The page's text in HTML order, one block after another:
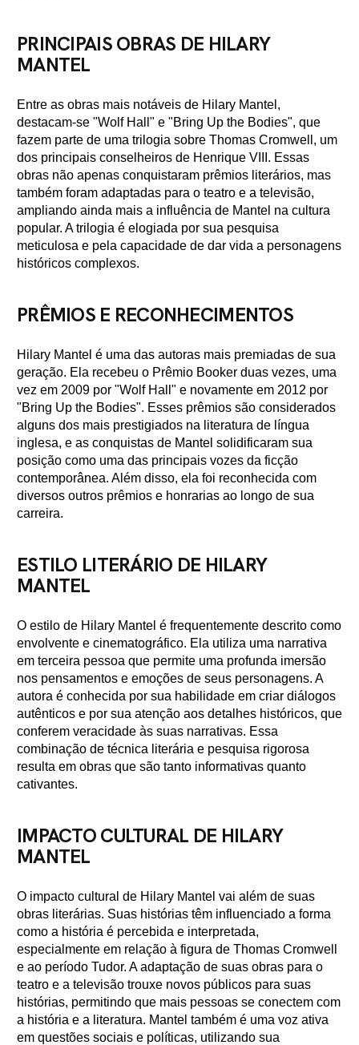
PRINCIPAIS OBRAS DE HILARY
MANTEL
Entre as obras mais notáveis de Hilary Mantel,
destacam-se "Wolf Hall" e "Bring Up the Bodies", que
fazem parte de uma trilogia sobre Thomas Cromwell, um
dos principais conselheiros de Henrique VIII. Essas
obras não apenas conquistaram prêmios literários, mas
também foram adaptadas para o teatro e a televisão,
ampliando ainda mais a influência de Mantel na cultura
popular. A trilogia é elogiada por sua pesquisa
meticulosa e pela capacidade de dar vida a personagens
históricos complexos.
PRÊMIOS E RECONHECIMENTOS
Hilary Mantel é uma das autoras mais premiadas de sua
geração. Ela recebeu o Prêmio Booker duas vezes, uma
vez em 2009 por "Wolf Hall" e novamente em 2012 por
"Bring Up the Bodies". Esses prêmios são considerados
alguns dos mais prestigiados na literatura de língua
inglesa, e as conquistas de Mantel solidificaram sua
posição como uma das principais vozes da ficção
contemporânea. Além disso, ela foi reconhecida com
diversos outros prêmios e honrarias ao longo de sua
carreira.
ESTILO LITERÁRIO DE HILARY
MANTEL
O estilo de Hilary Mantel é frequentemente descrito como
envolvente e cinematográfico. Ela utiliza uma narrativa
em terceira pessoa que permite uma profunda imersão
nos pensamentos e emoções de seus personagens. A
autora é conhecida por sua habilidade em criar diálogos
autênticos e por sua atenção aos detalhes históricos, que
conferem veracidade às suas narrativas. Essa
combinação de técnica literária e pesquisa rigorosa
resulta em obras que são tanto informativas quanto
cativantes.
IMPACTO CULTURAL DE HILARY
MANTEL
O impacto cultural de Hilary Mantel vai além de suas
obras literárias. Suas histórias têm influenciado a forma
como a história é percebida e interpretada,
especialmente em relação à figura de Thomas Cromwell
e ao período Tudor. A adaptação de suas obras para o
teatro e a televisão trouxe novos públicos para suas
histórias, permitindo que mais pessoas se conectem com
a história e a literatura. Mantel também é uma voz ativa
em questões sociais e políticas, utilizando sua